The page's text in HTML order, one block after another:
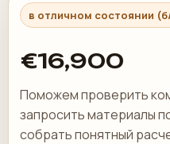
в отличном состоянии
€16,900
Поможем проверить
запросить материалы
собрать понятный